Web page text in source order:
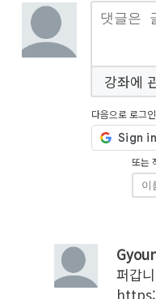
강좌에
다음으로 로그인
또는
퍼갑